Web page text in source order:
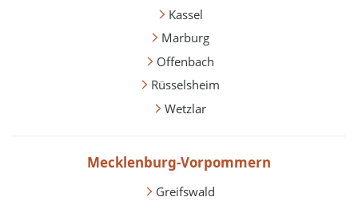
Kassel
Marburg
Offenbach
Rüsselsheim
Wetzlar
Mecklenburg-Vorpommern
Greifswald